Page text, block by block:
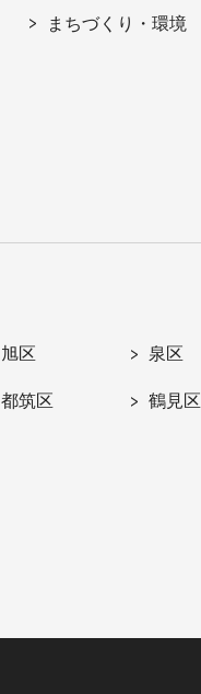
まちづくり・環境
旭区 泉区
都筑区 鶴見区